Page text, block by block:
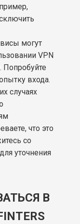
могут
VPN
Попробуйте
входа.
случаях
что это
со
уточнения
В